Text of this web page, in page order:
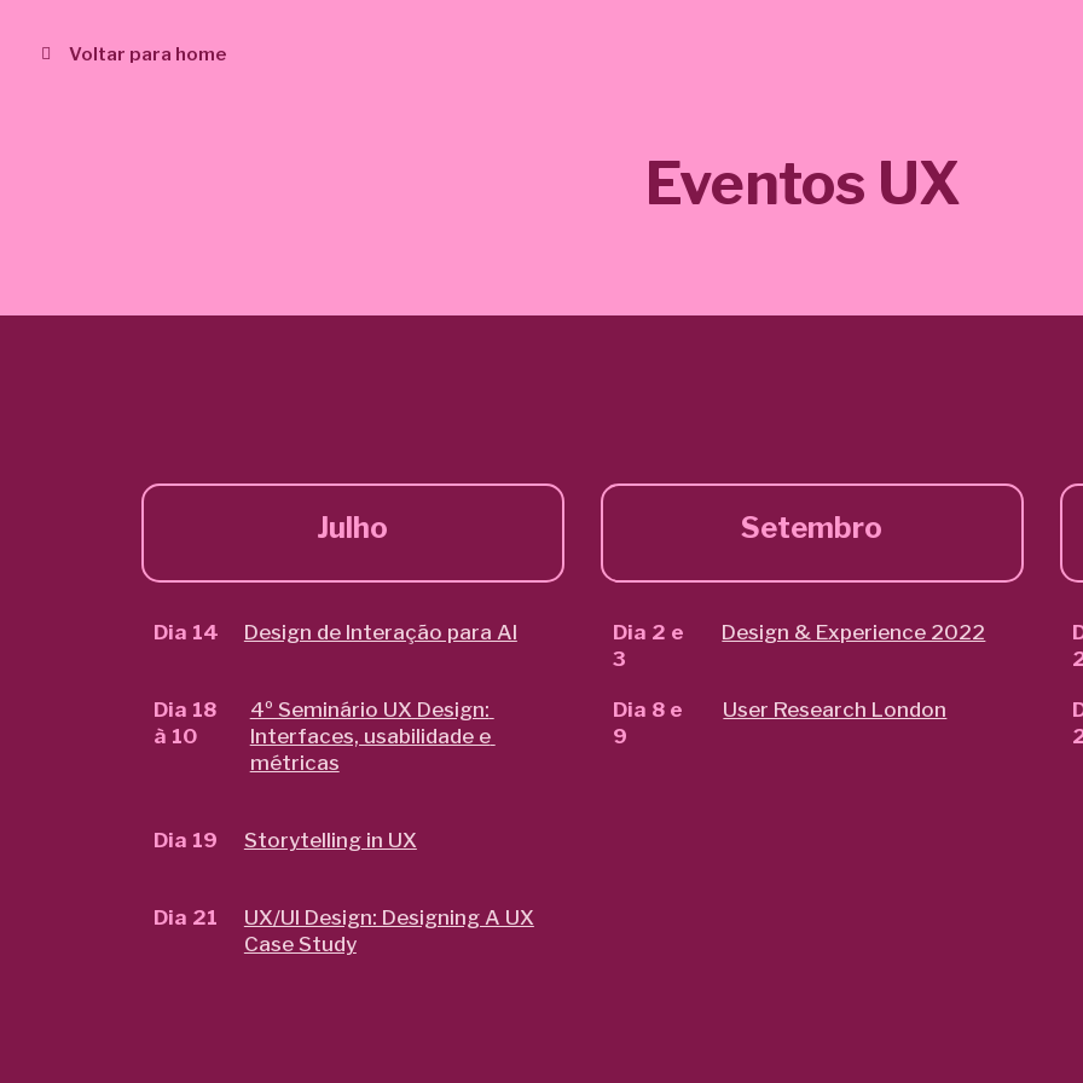
Voltar para home
Eventos UX
Julho
Dia 14 Design de Interação para AI
Dia 18
à 10
4º Seminário UX Design:
Interfaces, usabilidade e
métricas
Dia 19 Storytelling in UX
Dia 21
UX/UI Design: Designing A UX
Case Study
Setembro
Dia 2 e
3
Design & Experience 2022
Dia 8 e
9
User Research London